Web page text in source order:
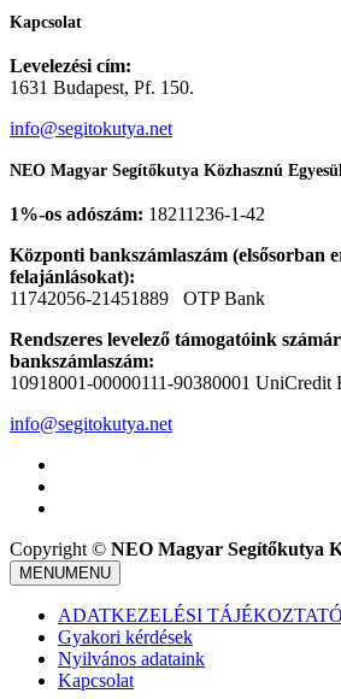
Kapcsolat
Levelezési cím:
1631 Budapest, Pf. 150.
info@segitokutya.net
NEO Magyar Segítőkutya Közhasznú
1%-os adószám: 18211236-1-42
Központi bankszámlaszám (elsősorban
felajánlásokat):
11742056-21451889 OTP Bank
Rendszeres levelező támogatóink
bankszámlaszám:
10918001-00000111-90380001 UniCredit
info@segitokutya.net
Copyright © NEO Magyar Segítőkutya
MENUMENU
ADATKEZELÉSI TÁJÉKOZTATÓ
Gyakori kérdések
Nyilvános adataink
Kapcsolat